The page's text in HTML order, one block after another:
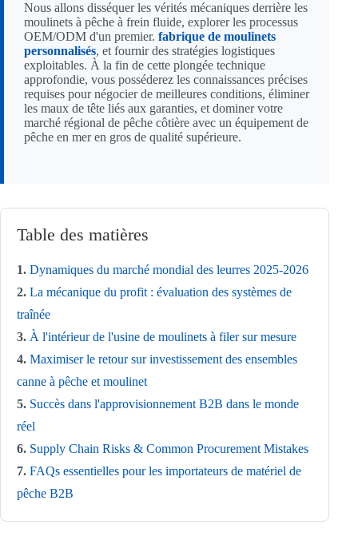
Nous allons disséquer les vérités mécaniques derrière les
moulinets à pêche à frein fluide, explorer les processus
OEM/ODM d'un premier. fabrique de moulinets
personnalisés, et fournir des stratégies logistiques
exploitables. À la fin de cette plongée technique
approfondie, vous posséderez les connaissances précises
requises pour négocier de meilleures conditions, éliminer
les maux de tête liés aux garanties, et dominer votre
marché régional de pêche côtière avec un équipement de
pêche en mer en gros de qualité supérieure.
Table des matières
1. Dynamiques du marché mondial des leurres 2025-2026
2. La mécanique du profit : évaluation des systèmes de
traînée
3. À l'intérieur de l'usine de moulinets à filer sur mesure
4. Maximiser le retour sur investissement des ensembles
canne à pêche et moulinet
5. Succès dans l'approvisionnement B2B dans le monde
réel
6. Supply Chain Risks & Common Procurement Mistakes
7. FAQs essentielles pour les importateurs de matériel de
pêche B2B